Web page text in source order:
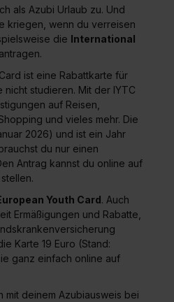
als Azubi Urlaub zu. Und
kriegen, wenn du verreisen
die International
ist eine Rabattkarte für
nicht studieren. Mit der IYTC
auf Reisen,
und vieles mehr. Die
2026) und ist ein Jahr
du nur einen
Antrag kannst du online auf
stellen.
Youth Card. Auch
Ermäßigungen und Rabatte,
Karte 19 Euro (Stand:
ganz einfach online auf
mit deinem Azubiausweis bei